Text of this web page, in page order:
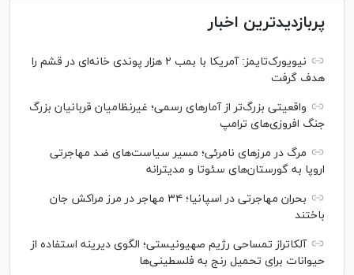
پربازدیدترین اخبار
نیویورک‌تایمز: آمریکا با بمب ۲ هزار پوندی خانه‌ای در قشم را
هدف گرفت
واقعیتی بزرگ‌تر از آمار‌های رسمی؛ غیرنظامیان قربانیان بزرگ
جنگ افروزی‌های ترامپ
مرگ در مرز‌های نامرئی؛ مسیر سیاست‌های ضد مهاجرتی
اروپا به گورستان‌های سئوتا و مدیترانه
بحران مهاجرتی در اسپانیا؛ ۳۴ مهاجر در مرز مراکش جان
باختند
آلکاتراز تمساحی رژیم صهیونیستی؛ الگوی دیرینه استفاده از
حیوانات برای تحمیل رنج به فلسطینی‌ها